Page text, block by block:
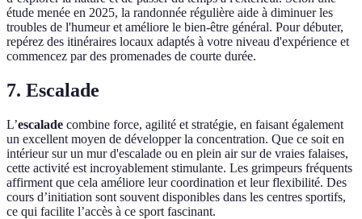
étude menée en 2025, la randonnée régulière aide à diminuer les
troubles de l'humeur et améliore le bien-être général. Pour débuter,
repérez des itinéraires locaux adaptés à votre niveau d'expérience et
commencez par des promenades de courte durée.
7. Escalade
L’escalade combine force, agilité et stratégie, en faisant également
un excellent moyen de développer la concentration. Que ce soit en
intérieur sur un mur d'escalade ou en plein air sur de vraies falaises,
cette activité est incroyablement stimulante. Les grimpeurs fréquents
affirment que cela améliore leur coordination et leur flexibilité. Des
cours d’initiation sont souvent disponibles dans les centres sportifs,
ce qui facilite l’accès à ce sport fascinant.